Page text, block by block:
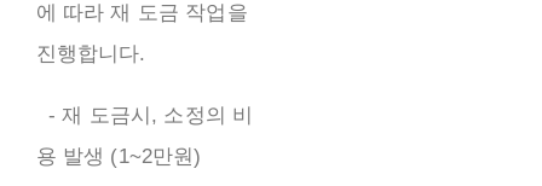
에 따라 재 도금 작업을
진행합니다.
- 재 도금시, 소정의 비
용 발생 (1~2만원)